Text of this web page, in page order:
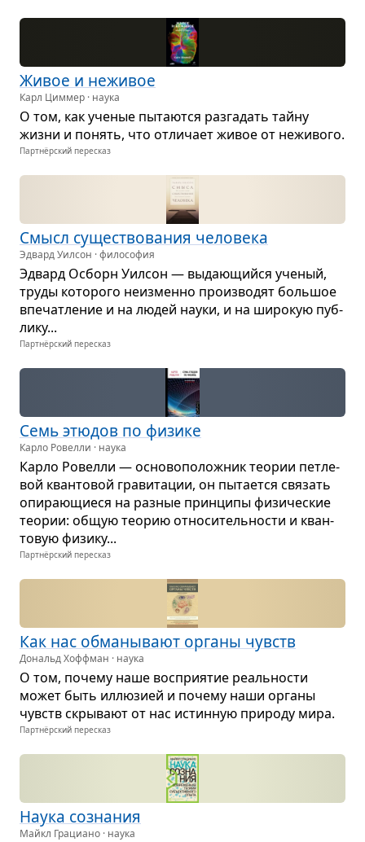
Живое и нежи­вое
Карл Циммер · наука
О том, как уче­ные пыта­ются раз­га­дать тайну
жизни и понять, что отли­чает живое от нежи­вого.
Партнёрский пересказ
Смысл суще­ство­ва­ния чело­века
Эдвард Уилсон · философия
Эдвард Осборн Уил­сон — выда­ю­щийся уче­ный,
труды кото­рого неиз­менно про­из­во­дят боль­шое
впе­чат­ле­ние и на людей науки, и на широ­кую пуб­
лику...
Партнёрский пересказ
Семь этю­дов по физике
Карло Ровелли · наука
Карло Ровелли — осно­во­по­лож­ник тео­рии пет­ле­
вой кван­то­вой гра­ви­та­ции, он пыта­ется свя­зать
опи­ра­ю­щи­еся на раз­ные прин­ципы физи­че­ские
тео­рии: общую тео­рию отно­си­тель­но­сти и кван­
то­вую физику...
Партнёрский пересказ
Как нас обма­ны­вают органы чувств
Дональд Хоффман · наука
О том, почему наше вос­при­я­тие реаль­но­сти
может быть иллю­зией и почему наши органы
чувств скры­вают от нас истин­ную при­роду мира.
Партнёрский пересказ
Наука созна­ния
Майкл Грациано · наука